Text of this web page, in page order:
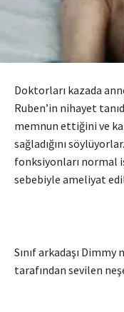
Doktorları kazada
Ruben’in nihayet
memnun ettiğini ve
sağladığını
fonksiyonları normal
sebebiyle ameliyat
Sınıf arkadaşı
tarafından sevilen